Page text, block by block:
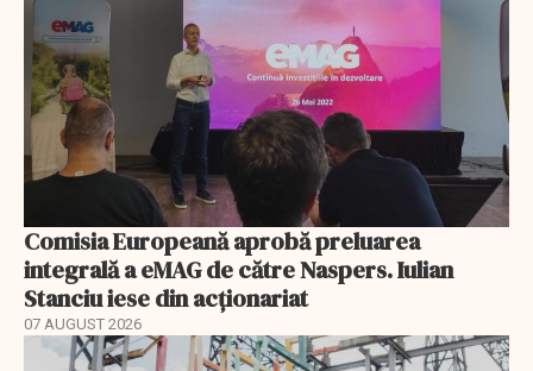
Comisia Europeană aprobă preluarea
integrală a eMAG de către Naspers. Iulian
Stanciu iese din acționariat
07 AUGUST 2026